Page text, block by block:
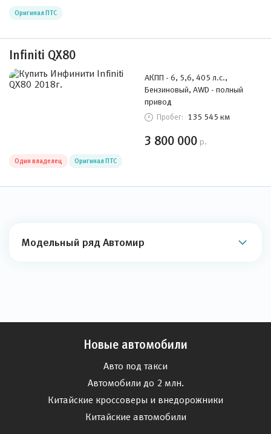
Оригинал ПТС
Infiniti QX80
АКПП - 6, 5,6, 405 л.с.,
Бензиновый, AWD - полный
привод
Пробег: 135 545 км
3 800 000 р.
Один владелец Оригинал ПТС
Модельный ряд Автомир
Новые автомобили
Авто под такси
Автомобили до 2 млн.
Китайские кроссоверы и внедорожники
Китайские автомобили